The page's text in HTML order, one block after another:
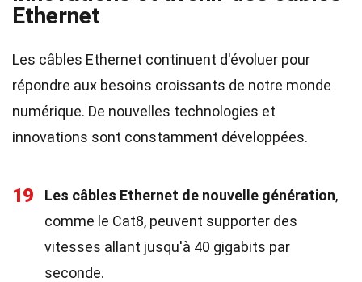
Ethernet
Les câbles Ethernet continuent d'évoluer pour
répondre aux besoins croissants de notre monde
numérique. De nouvelles technologies et
innovations sont constamment développées.
19 Les câbles Ethernet de nouvelle génération,
comme le Cat8, peuvent supporter des
vitesses allant jusqu'à 40 gigabits par
seconde.